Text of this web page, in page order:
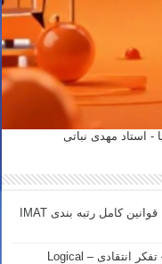
نحوه رتبه بندی داوطلبان در آزمون آیمت ایتالیا؛ قوانین کامل رتبه بندی IMAT
نمونه سوالات آیمت ایتالیا – استدلال و منطق – تفکر انتقادی – Logical